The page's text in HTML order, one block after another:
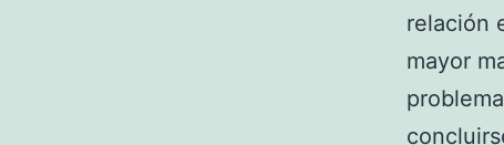
relación
mayor